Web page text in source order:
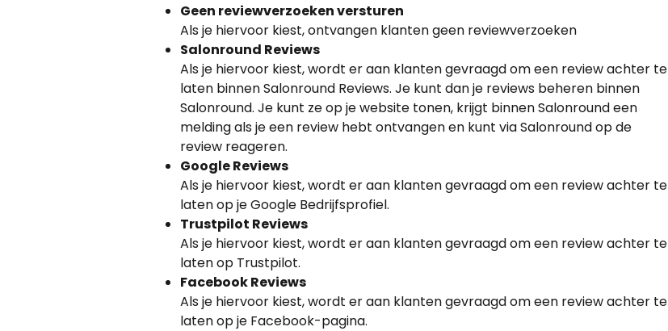
Geen reviewverzoeken versturen
Als je hiervoor kiest, ontvangen klanten geen reviewverzoeken
Salonround Reviews
Als je hiervoor kiest, wordt er aan klanten gevraagd om een review achter te
laten binnen Salonround Reviews. Je kunt dan je reviews beheren binnen
Salonround. Je kunt ze op je website tonen, krijgt binnen Salonround een
melding als je een review hebt ontvangen en kunt via Salonround op de
review reageren.
Google Reviews
Als je hiervoor kiest, wordt er aan klanten gevraagd om een review achter te
laten op je Google Bedrijfsprofiel.
Trustpilot Reviews
Als je hiervoor kiest, wordt er aan klanten gevraagd om een review achter te
laten op Trustpilot.
Facebook Reviews
Als je hiervoor kiest, wordt er aan klanten gevraagd om een review achter te
laten op je Facebook-pagina.